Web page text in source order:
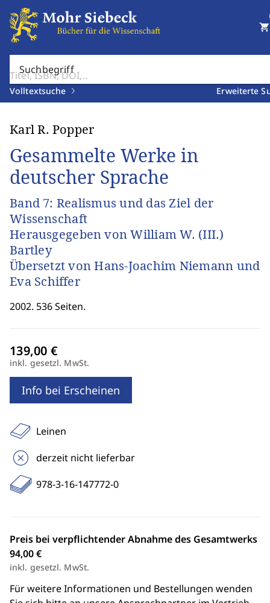
Suchbegriff
Volltextsuche Erweiterte
shopping_cart
Karl R. Popper
Gesammelte Werke in
deutscher Sprache
Band 7: Realismus und das Ziel der
Wissenschaft
Herausgegeben von William W. (III.)
Bartley
Übersetzt von Hans-Joachim Niemann und
Eva Schiffer
2002. 536 Seiten.
inkl. gesetzl. MwSt.
Info bei Erscheinen
Leinen
derzeit nicht lieferbar
978-3-16-147772-0
Preis bei verpflichtender Abnahme des Gesamtwerks
94,00 €
inkl. gesetzl. MwSt.
Für weitere Informationen und Bestellungen wenden